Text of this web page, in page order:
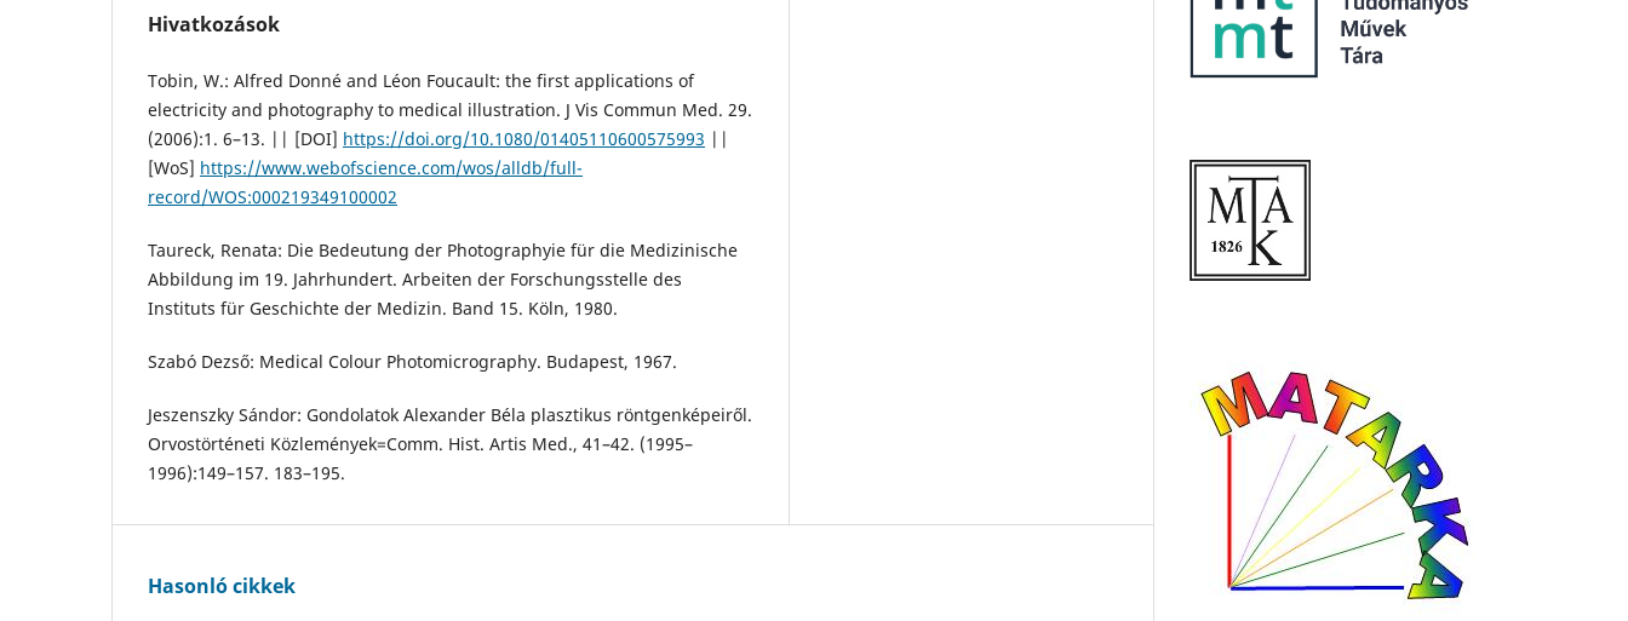
Hivatkozások
Tobin, W.: Alfred Donné and Léon Foucault: the first applications of
electricity and photography to medical illustration. J Vis Commun Med. 29.
(2006):1. 6–13. || [DOI] https://doi.org/10.1080/01405110600575993 ||
[WoS] https://www.webofscience.com/wos/alldb/full-
record/WOS:000219349100002
Taureck, Renata: Die Bedeutung der Photographyie für die Medizinische
Abbildung im 19. Jahrhundert. Arbeiten der Forschungsstelle des
Instituts für Geschichte der Medizin. Band 15. Köln, 1980.
Szabó Dezső: Medical Colour Photomicrography. Budapest, 1967.
Jeszenszky Sándor: Gondolatok Alexander Béla plasztikus röntgenképeiről.
Orvostörténeti Közlemények=Comm. Hist. Artis Med., 41–42. (1995–
1996):149–157. 183–195.
Hasonló cikkek